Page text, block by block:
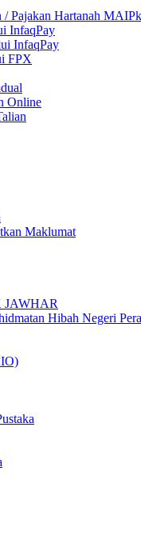
/ Pajakan Hartanah MAIPk
InfaqPay
InfaqPay
FPX
Online
Maklumat
JAWHAR
Hibah Negeri